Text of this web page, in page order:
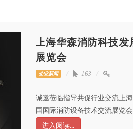
上海华森消防科技
展览会
企业新闻 163
诚邀莅临指导共促行业交流上
国国际消防设备技术交流展览
进入阅读...